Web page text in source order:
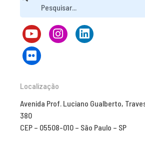
Localização
Avenida Prof. Luciano Gualberto,
380
CEP – 05508-010 – São Paulo – SP